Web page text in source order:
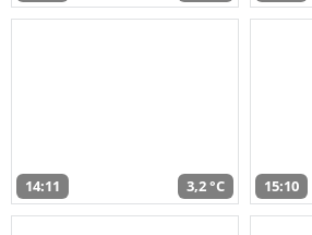
14:11 3,2 °C 15:10